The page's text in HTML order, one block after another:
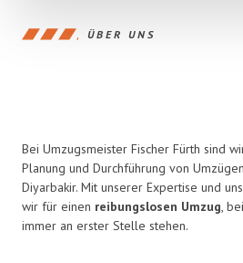
ÜBER UNS
Bei Umzugsmeister Fischer Fürth sind
Planung und Durchführung von
Diyarbakir. Mit unserer Expertise und
wir für einen reibungslosen Umzug,
immer an erster Stelle stehen.